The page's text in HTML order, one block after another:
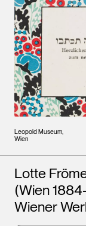
Leopold Museum,
Wien
Künstler*innen
Lotte
(Wien
Wiener